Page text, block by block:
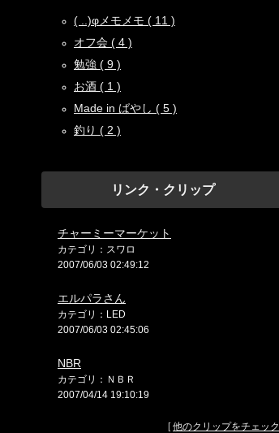
( ..)φメモメモ ( 11 )
オフ会 ( 4 )
勉強 ( 9 )
お酒 ( 1 )
Made in ばやし ( 5 )
釣り ( 2 )
リンク・クリップ
チャーミーマーケット
カテゴリ：スワロ
2007/06/03 02:49:12
エルパラさん
カテゴリ：LED
2007/06/03 02:45:06
NBR
カテゴリ：ＮＢＲ
2007/04/14 19:10:19
[他のクリップをチェック